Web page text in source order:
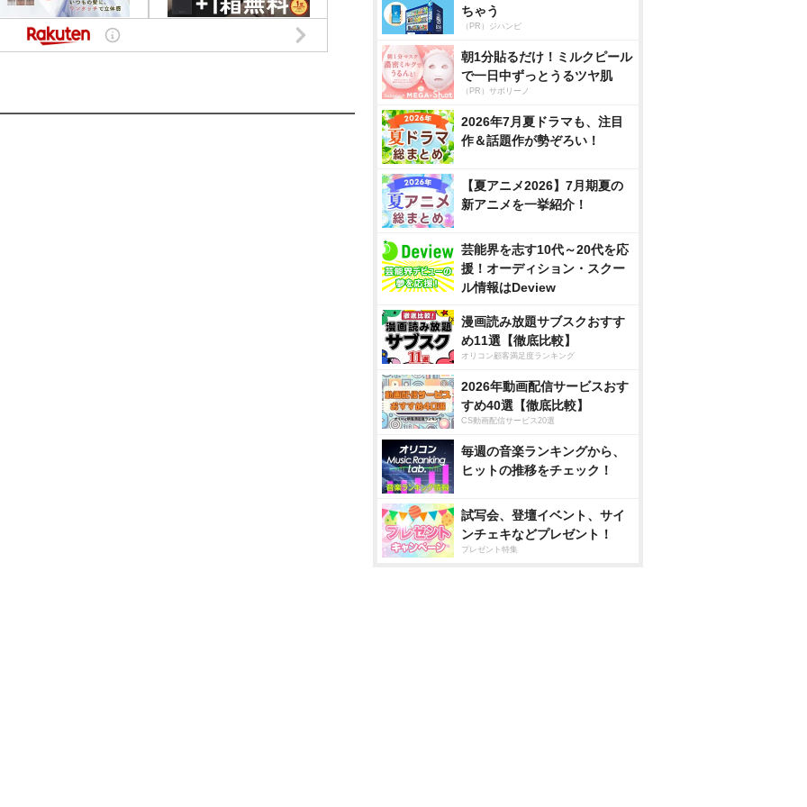
ちゃう
（PR）ジハンピ
朝1分貼るだけ！ミルクピール
で一日中ずっとうるツヤ肌
（PR）サボリーノ
2026年7月夏ドラマも、注目
作＆話題作が勢ぞろい！
【夏アニメ2026】7月期夏の
新アニメを一挙紹介！
芸能界を志す10代～20代を応
援！オーディション・スクー
ル情報はDeview
漫画読み放題サブスクおすす
め11選【徹底比較】
オリコン顧客満足度ランキング
2026年動画配信サービスおす
すめ40選【徹底比較】
CS動画配信サービス20選
毎週の音楽ランキングから、
ヒットの推移をチェック！
試写会、登壇イベント、サイ
ンチェキなどプレゼント！
プレゼント特集